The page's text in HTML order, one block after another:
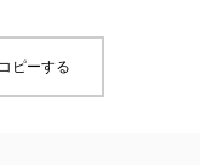
ピーする